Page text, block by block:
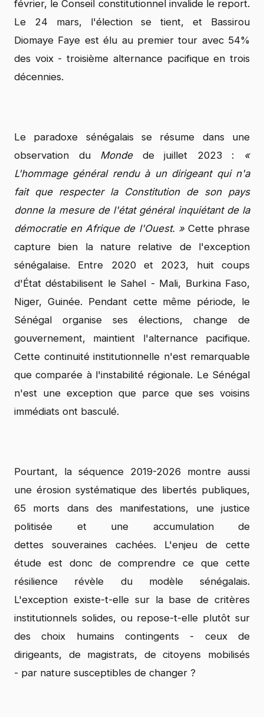
février, le Conseil constitutionnel invalide le report.
Le 24 mars, l'élection se tient, et Bassirou
Diomaye Faye est élu au premier tour avec 54%
des voix - troisième alternance pacifique en trois
décennies.
Le paradoxe sénégalais se résume dans une
observation du Mondede juillet 2023 : «
L'hommage général rendu à un dirigeant qui n'a
fait que respecter la Constitution de son pays
donne la mesure de l'état général inquiétant de la
démocratie en Afrique de l'Ouest. »Cette phrase
capture bien la nature relative de l'exception
sénégalaise. Entre 2020 et 2023, huit coups
d'État déstabilisent le Sahel - Mali, Burkina Faso,
Niger, Guinée. Pendant cette même période, le
Sénégal organise ses élections, change de
gouvernement, maintient l'alternance pacifique.
Cette continuité institutionnelle n'est remarquable
que comparée à l'instabilité régionale. Le Sénégal
n'est une exception que parce que ses voisins
immédiats ont basculé.
Pourtant, la séquence 2019-2026 montre aussi
une érosion systématique des libertés publiques,
65 morts dans des manifestations, une justice
politisée et une accumulation de
dettes souveraines cachées. L'enjeu de cette
étude est donc de comprendre ce que cette
résilience révèle du modèle sénégalais.
L'exception existe-t-elle sur la base de critères
institutionnels solides, ou repose-t-elle plutôt sur
des choix humains contingents - ceux de
dirigeants, de magistrats, de citoyens mobilisés
- par nature susceptibles de changer ?